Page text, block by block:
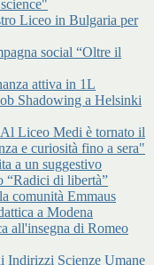
Liceo in Bulgaria per
social “Oltre il
attiva in 1L
Shadowing a Helsinki
Liceo Medi è tornato il
e curiosità fino a sera"
a un suggestivo
“Radici di libertà”
comunità Emmaus
a Modena
all'insegna di Romeo
Indirizzi Scienze Umane